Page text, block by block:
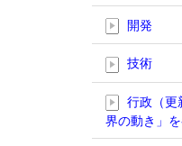
開発
技術
行政（更
界の動き」を